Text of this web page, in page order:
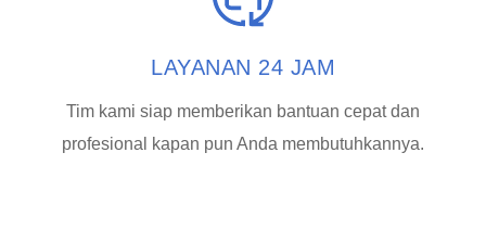
LAYANAN 24 JAM
Tim kami siap memberikan bantuan cepat dan
profesional kapan pun Anda membutuhkannya.